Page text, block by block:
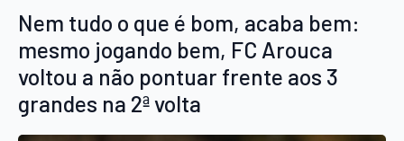
Nem tudo o que é bom, acaba bem:
mesmo jogando bem, FC Arouca
voltou a não pontuar frente aos 3
grandes na 2ª volta